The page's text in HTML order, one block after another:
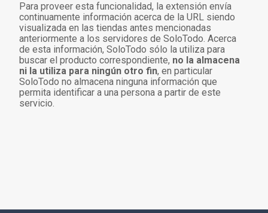
Para proveer esta funcionalidad, la extensión envía
continuamente información acerca de la URL siendo
visualizada en las tiendas antes mencionadas
anteriormente a los servidores de SoloTodo. Acerca
de esta información, SoloTodo sólo la utiliza para
buscar el producto correspondiente, no la almacena
ni la utiliza para ningún otro fin, en particular
SoloTodo no almacena ninguna información que
permita identificar a una persona a partir de este
servicio.